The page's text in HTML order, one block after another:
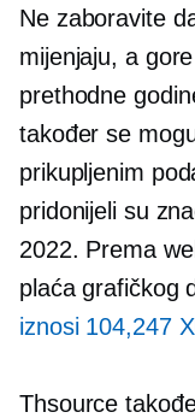
Ne zaboravite
mijenjaju, a
prethodne
također se
prikupljenim
pridonijeli su
2022. Prema
plaća grafičkog
iznosi 104,247
Thsource